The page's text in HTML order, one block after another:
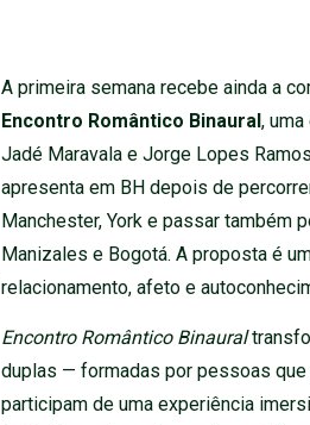
A primeira semana recebe ainda a
Encontro Romântico Binaural,
Jadé Maravala e Jorge Lopes
apresenta em BH depois de
Manchester, York e passar também
Manizales e Bogotá. A proposta é
relacionamento, afeto e
Encontro Romântico Binaural
duplas — formadas por pessoas
participam de uma experiência